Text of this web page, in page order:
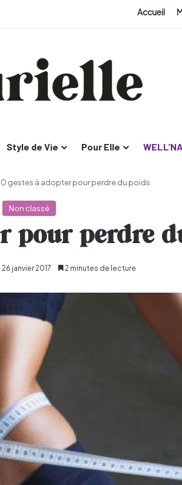
Accueil
Style de Vie Pour Elle
gestes à adopter pour perdre du poids
Non classé
pour perdre
26 janvier 2017 2 minutes de lecture